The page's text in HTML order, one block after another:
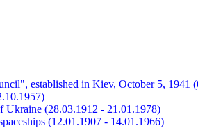
established in Kiev, October 5, 1941
Ukraine (28.03.1912 - 21.01.1978)
(12.01.1907 - 14.01.1966)